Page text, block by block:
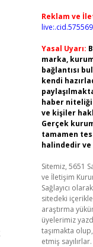
Reklam ve
Yasal Uyarı:
marka,
bağlantısı
kendi
haber
ve kişiler
Gerçek
tamamen
halindedir
Sitemiz, 5651
ve İletişim
Sağlayıcı
sitedeki
araştırma
üyelerimiz
taşımakta
etmiş sayılırlar.